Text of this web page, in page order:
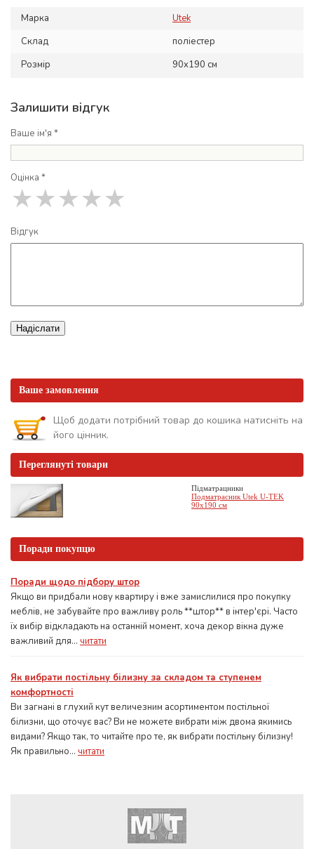
Марка
Utek
Склад
поліестер
Розмір
90x190 см
Залишити відгук
Ваше ім'я *
Оцінка *
★
★
★
★
★
Відгук
Надіслати
Ваше замовлення
Щоб додати потрібний товар до кошика натисніть на
його цінник.
Переглянуті товари
Підматрацники
Подматрасник Utek U-TEK
90x190 см
Поради покупцю
Поради щодо підбору штор
Якщо ви придбали нову квартиру і вже замислилися про покупку
меблів, не забувайте про важливу роль **штор** в інтер'єрі. Часто
їх вибір відкладають на останній момент, хоча декор вікна дуже
важливий для... читати
Як вибрати постільну білизну за складом та ступенем
комфортності
Ви загнані в глухий кут величезним асортиментом постільної
білизни, що оточує вас? Ви не можете вибрати між двома якимись
видами? Якщо так, то читайте про те, як вибрати постільну білизну!
Як правильно... читати